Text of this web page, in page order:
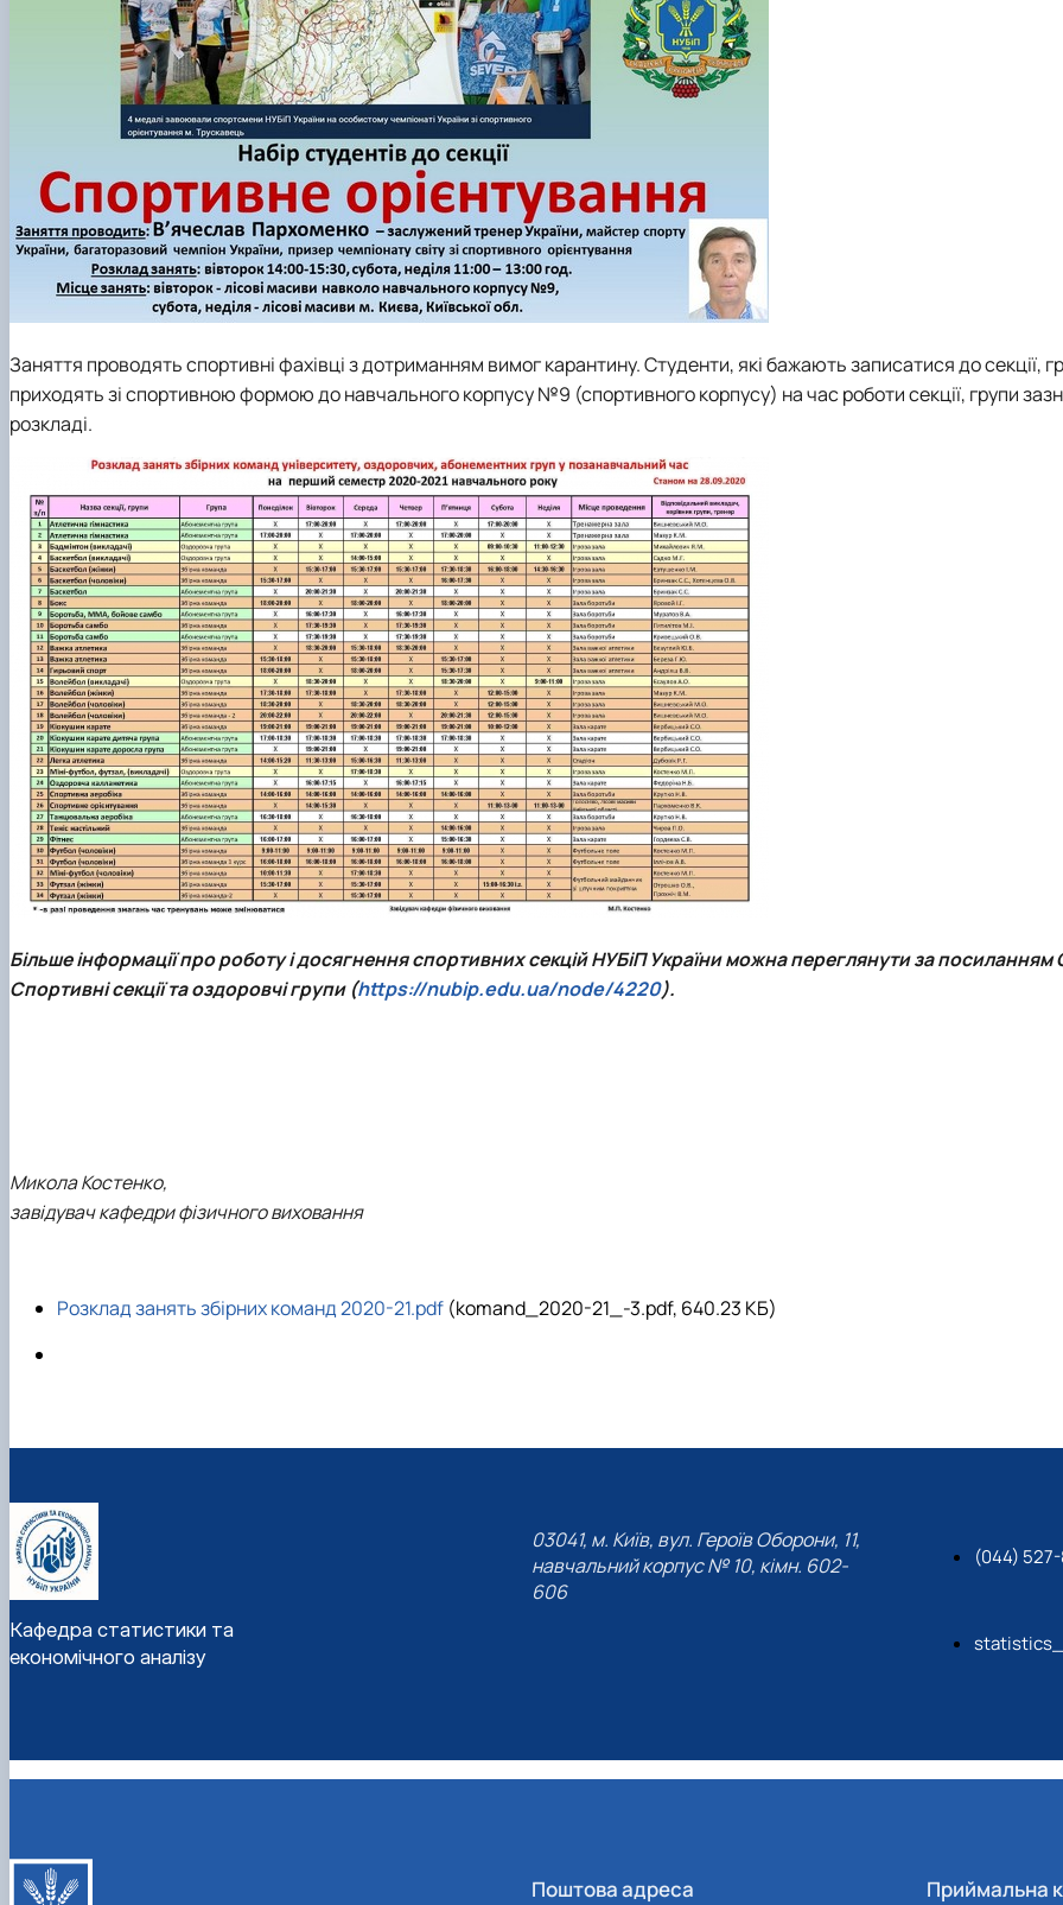
Заняття проводять спортивні фахівці з дотриманням вимог карантину. Студенти, які бажають записатися до секції,
приходять зі спортивною формою до навчального корпусу №9 (спортивного корпусу) на час роботи секції, групи
розкладі.
Більше інформації про роботу і досягнення спортивних секційНУБіП Україниможна переглянути за посиланням
Спортивні секції та оздоровчі групи (https://nubip.edu.ua/node/4220).
Микола Костенко,
завідувач кафедри фізичного виховання
Розклад занять збірних команд 2020-21.pdf (komand_2020-21_-3.pdf, 640.23 КБ)
Кафедра статистики та
економічного аналізу
03041, м. Київ, вул. Героїв Оборони, 11,
навчальний корпус № 10, кімн. 602-
606
(044)
Поштова адреса Приймальна